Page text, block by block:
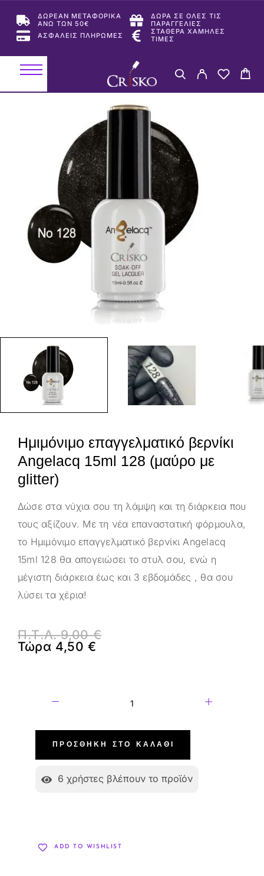
ΔΩΡΕΑΝ ΜΕΤΑΦΟΡΙΚΑ
ΑΝΩ ΤΩΝ 50€
ΔΩΡΑ ΣΕ ΟΛΕΣ ΤΙΣ
ΠΑΡΑΓΓΕΛΙΕΣ
ΑΣΦΑΛΕΙΣ ΠΛΗΡΩΜΕΣ
ΣΤΑΘΕΡΑ ΧΑΜΗΛΕΣ
ΤΙΜΕΣ
Ημιμόνιμο επαγγελματικό βερνίκι
Angelacq 15ml 128 (μαύρο με
glitter)
Δώσε στα νύχια σου τη λάμψη και τη διάρκεια που
τους αξίζουν. Με τη νέα επαναστατική φόρμουλα,
το Ημιμόνιμο επαγγελματικό βερνίκι Angelacq
15ml 128 θα απογειώσει το στυλ σου, ενώ η
μέγιστη διάρκεια έως και 3 εβδομάδες , θα σου
λύσει τα χέρια!
Π.Τ.Λ.9,00€
Τώρα 4,50€
ΠΡΟΣΘΉΚΗ ΣΤΟ ΚΑΛΆΘΙ
6 χρήστες βλέπουν το προϊόν
ADD TO WISHLIST